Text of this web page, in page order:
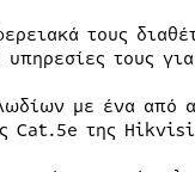
τους
τους
με ένα από
Cat.5e της